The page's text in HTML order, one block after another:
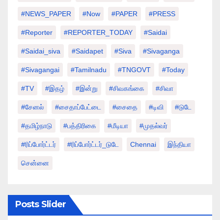
#NEWS_PAPER #Now #PAPER #PRESS
#Reporter #REPORTER_TODAY #saidai
#saidai_siva #saidapet #Siva #Sivaganga
#sivagangai #tamilnadu #TNGOVT #today
#TV #இதழ் #இன்று #சிவகங்கை #சிவா
#சேனல் #சைதாப்பேட்டை #சைதை #டிவி #டுடே
#தமிழ்நாடு #பத்திரிகை #மீடியா #முதல்வர்
#ரிப்போர்ட்டர் #ரிப்போர்ட்டர்_டுடே Chennai இந்தியா
சென்னை
Posts Slider